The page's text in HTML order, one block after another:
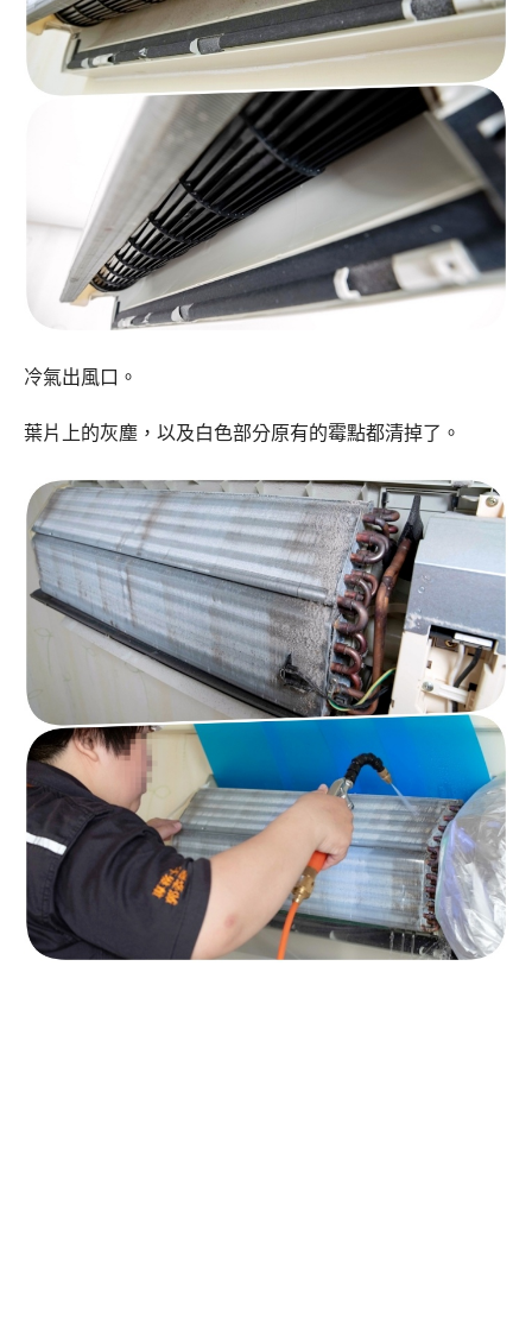
冷氣出風口。
葉片上的灰塵，以及白色部分原有的霉點都清掉了。